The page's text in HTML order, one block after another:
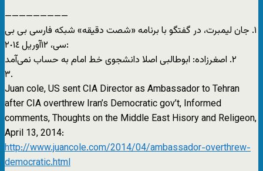
—————————
١. جان لیمبرت، در گفتگو با برنامه «شصت دقیقه» شبکه فارسی بی بی
سی، ١٢آوریل ٢٠١٤:
٢. اصغرزاده: ابوطالبی اصلا دانشجوی خط امام به حساب نمی‌آمد
٣.
Juan cole, US sent CIA Director as Ambassador to Tehran
after CIA overthrew Iran’s Democratic gov’t, Informed
comments, Thoughts on the Middle East Hisory and Religeon,
April 13, 2014:
http://www.juancole.com/2014/04/ambassador-overthrew-
democratic.html